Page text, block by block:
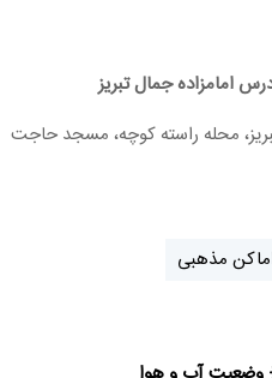
امامزاده جمال تبریز
محله راسته کوچه، مسجد حاجت
مذهبی